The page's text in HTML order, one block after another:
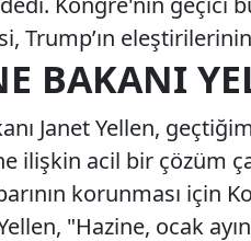
Trump’ın
BAKANI
Janet Yellen,
ilişkin acil bir çözüm
korunması için
"Hazine, ocak